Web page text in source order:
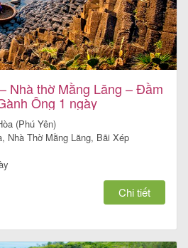
Nhà thờ Mằng Lăng – Đầm
Ông 1 ngày
(Phú Yên)
Nhà Thờ Mằng Lăng, Bãi Xép
Chi tiết